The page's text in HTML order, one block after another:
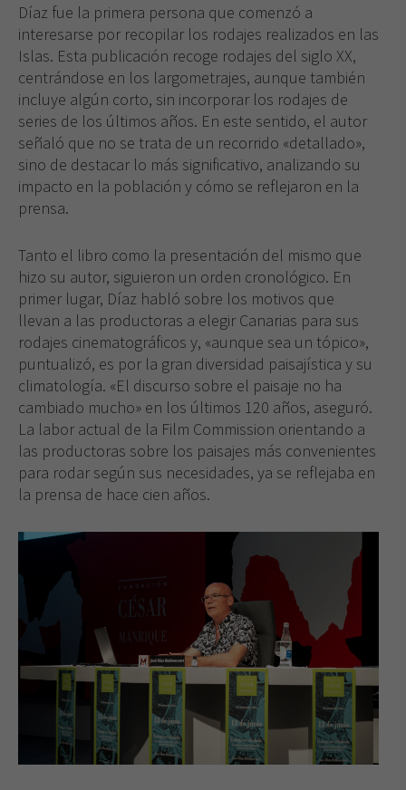
Díaz fue la primera persona que comenzó a
interesarse por recopilar los rodajes realizados en las
Islas. Esta publicación recoge rodajes del siglo XX,
centrándose en los largometrajes, aunque también
incluye algún corto, sin incorporar los rodajes de
series de los últimos años. En este sentido, el autor
señaló que no se trata de un recorrido «detallado»,
sino de destacar lo más significativo, analizando su
impacto en la población y cómo se reflejaron en la
prensa.
Tanto el libro como la presentación del mismo que
hizo su autor, siguieron un orden cronológico. En
primer lugar, Díaz habló sobre los motivos que
llevan a las productoras a elegir Canarias para sus
rodajes cinematográficos y, «aunque sea un tópico»,
puntualizó, es por la gran diversidad paisajística y su
climatología. «El discurso sobre el paisaje no ha
cambiado mucho» en los últimos 120 años, aseguró.
La labor actual de la Film Commission orientando a
las productoras sobre los paisajes más convenientes
para rodar según sus necesidades, ya se reflejaba en
la prensa de hace cien años.